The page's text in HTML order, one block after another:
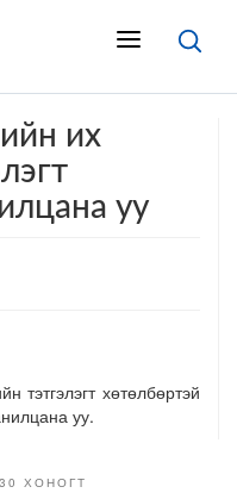
их
уу
тэтгэлэгт хөтөлбөртэй
уу.
ХОНОГТ